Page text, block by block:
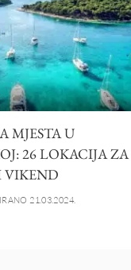
MJESTA U
26 LOKACIJA ZA
VIKEND
21.03.2024.